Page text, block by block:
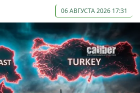
06 АВГУСТА 2026 17:31